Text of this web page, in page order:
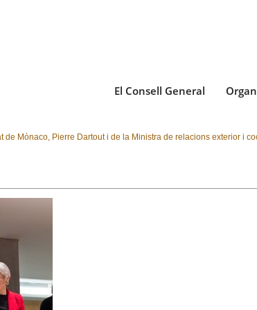
El Consell General
de Mònaco, Pierre Dartout i de la Ministra de relacions exterior i